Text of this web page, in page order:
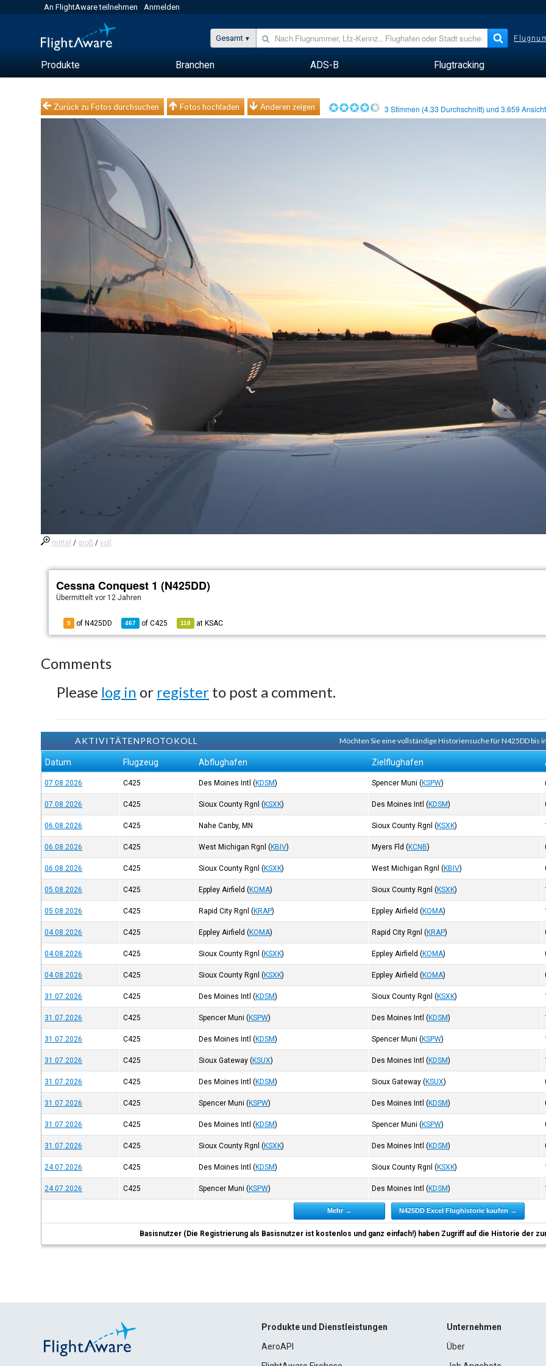
An FlightAware teilnehmen Anmelden
Gesamt
Produkte Branchen ADS-B Flugtracking
Zurück zu Fotos durchsuchen Fotos hochladen Anderen zeigen 3 Stimmen (4.33 Durchschnitt) und3.659
mittel / groß /voll
Cessna Conquest 1 (N425DD)
Übermitteltvor 12 Jahren
9 of N425DD 467 ofC425 118 at KSAC
Comments
Please log in or register to post a comment.
AKTIVITÄTENPROTOKOLL Möchten Sie eine vollständige Historiensuche für N425DD bis
Datum Flugzeug Abflughafen Zielflughafen
07.08.2026 C425 Des Moines Intl (KDSM) Spencer Muni (KSPW)
07.08.2026 C425 Sioux County Rgnl (KSXK) Des Moines Intl (KDSM)
06.08.2026 C425 Nahe Canby, MN Sioux County Rgnl (KSXK)
06.08.2026 C425 West Michigan Rgnl (KBIV) Myers Fld (KCNB)
06.08.2026 C425 Sioux County Rgnl (KSXK) West Michigan Rgnl (KBIV)
05.08.2026 C425 Eppley Airfield (KOMA) Sioux County Rgnl (KSXK)
05.08.2026 C425 Rapid City Rgnl (KRAP) Eppley Airfield (KOMA)
04.08.2026 C425 Eppley Airfield (KOMA) Rapid City Rgnl (KRAP)
04.08.2026 C425 Sioux County Rgnl (KSXK) Eppley Airfield (KOMA)
04.08.2026 C425 Sioux County Rgnl (KSXK) Eppley Airfield (KOMA)
31.07.2026 C425 Des Moines Intl (KDSM) Sioux County Rgnl (KSXK)
31.07.2026 C425 Spencer Muni (KSPW) Des Moines Intl (KDSM)
31.07.2026 C425 Des Moines Intl (KDSM) Spencer Muni (KSPW)
31.07.2026 C425 Sioux Gateway (KSUX) Des Moines Intl (KDSM)
31.07.2026 C425 Des Moines Intl (KDSM) Sioux Gateway (KSUX)
31.07.2026 C425 Spencer Muni (KSPW) Des Moines Intl (KDSM)
31.07.2026 C425 Des Moines Intl (KDSM) Spencer Muni (KSPW)
31.07.2026 C425 Sioux County Rgnl (KSXK) Des Moines Intl (KDSM)
24.07.2026 C425 Des Moines Intl (KDSM) Sioux County Rgnl (KSXK)
24.07.2026 C425 Spencer Muni (KSPW) Des Moines Intl (KDSM)
Mehr → N425DD Excel Flughistorie kaufen →
Basisnutzer (Die Registrierung als Basisnutzer ist kostenlos und ganz einfach!) haben Zugriff auf die Historie der
Produkte und Dienstleistungen
AeroAPI
Unternehmen
Über